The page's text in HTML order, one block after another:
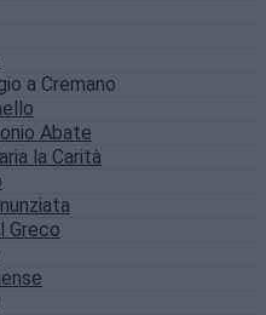
a Cremano
Abate
la Carità
Greco